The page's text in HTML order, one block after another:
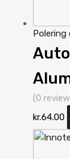
Polering
(0
kr.64.00